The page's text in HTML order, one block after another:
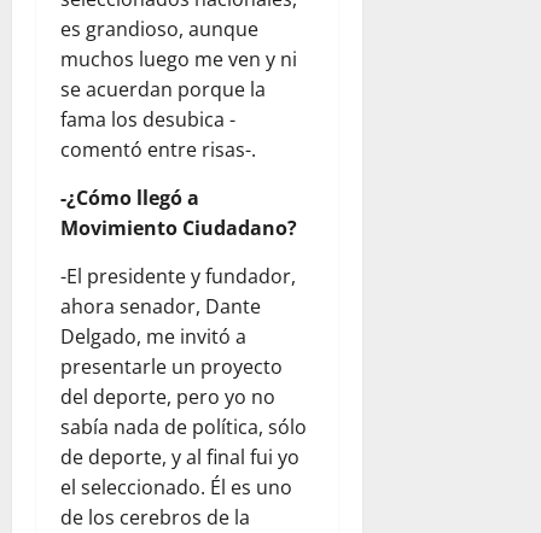
es grandioso, aunque
muchos luego me ven y ni
se acuerdan porque la
fama los desubica -
comentó entre risas-.
-¿Cómo llegó a
Movimiento Ciudadano?
-El presidente y fundador,
ahora senador, Dante
Delgado, me invitó a
presentarle un proyecto
del deporte, pero yo no
sabía nada de política, sólo
de deporte, y al final fui yo
el seleccionado. Él es uno
de los cerebros de la